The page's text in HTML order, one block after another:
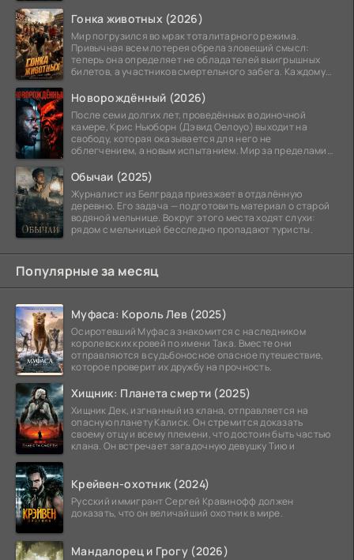
Гонка животных (2026)
Мир погрузился во мрак тоталитарного режима.
Привычная всем лотерея обрела зловещий смысл:
теперь она определяет не обладателей выигрышных
билетов, а участников смертельного забега. Каждому
Новорождённый (2026)
После семи долгих лет, проведённых в одиночной
камере, Крис Ньюборн (Дэвид Оелоуо) выходит на
свободу, которая оказывается для него не
облегчением, а новым испытанием. Мир за пределами
Обычаи (2025)
Журналист из Белграда приезжает в отдалённую
деревню. Его задача — подготовить материал о старой
водяной мельнице. Вокруг этого места ходят слухи:
рядом с мельницей бесследно пропадают туристы.
Популярные за месяц
Муфаса: Король Лев (2025)
Осиротевший Муфаса знакомится с наследником
королевских кровей по имени Така. Вместе они
отправляются в судьбоносное опасное путешествие,
которое проверит их дружбу на прочность.
Хищник: Планета смерти (2025)
Хищник Дек, изгнанный из клана, отправляется на
опасную планету Калиск. Он стремится доказать
своему отцу и всему племени, что достоин быть частью
клана. Он встречает загадочную девушку Тию и
Крейвен-охотник (2024)
Русский иммигрант Сергей Кравинофф должен
доказать, что он величайший охотник в мире.
Мандалорец и Грогу (2026)